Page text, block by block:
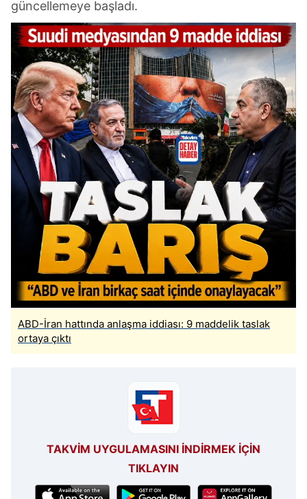
güncellemeye başladı.
ABD-İran hattında anlaşma iddiası: 9 maddelik taslak
ortaya çıktı
TAKVİM UYGULAMASINI İNDİRMEK İÇİN
TIKLAYIN